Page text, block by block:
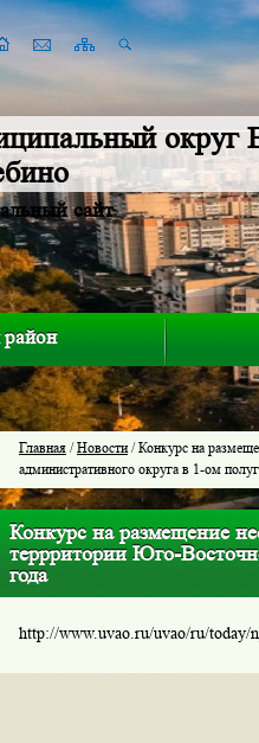
округ
сайт
Главная /Новости/ Конкурс на
административного округа в 1-ом
Конкурс на размещение
террритории Юго-
года
http://www.uvao.ru/uvao/ru/today/